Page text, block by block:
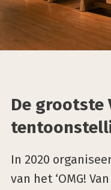
De grootste
In 2020
van het ‘OMG!